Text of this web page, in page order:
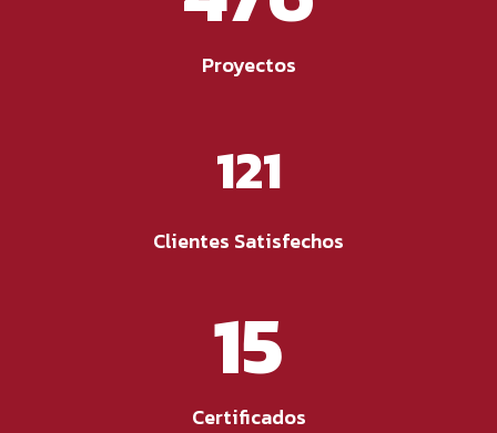
Proyectos
121
Clientes Satisfechos
15
Certificados